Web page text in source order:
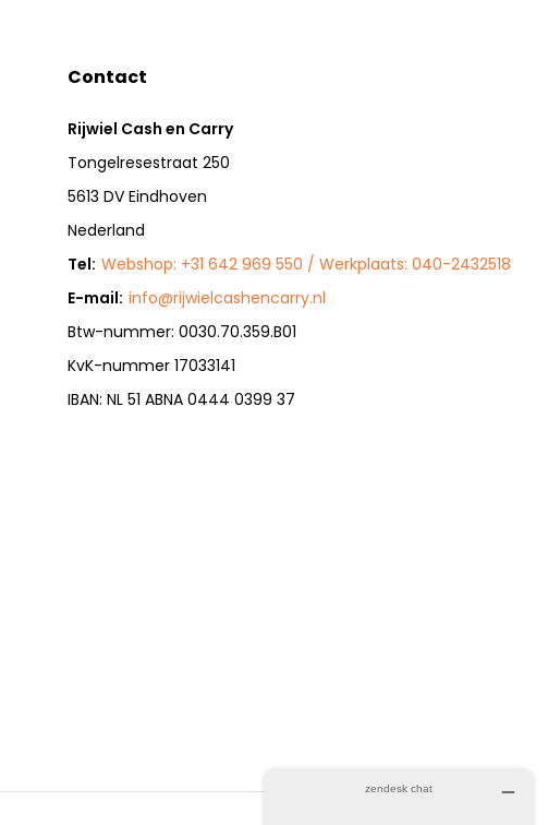
Contact
Rijwiel Cash en Carry
Tongelresestraat 250
5613 DV Eindhoven
Nederland
Tel: Webshop: +31 642 969 550 / Werkplaats: 040-2432518
E-mail: info@rijwielcashencarry.nl
Btw-nummer: 0030.70.359.B01
KvK-nummer 17033141
IBAN: NL 51 ABNA 0444 0399 37